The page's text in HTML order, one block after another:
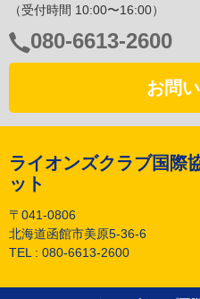
（受付時間 10:00〜16:00）
電
話
号：
080-6613-2600
お問
ライオンズクラブ国際
ット
〒041-0806
北海道函館市美原5-36-6
TEL : 080-6613-2600